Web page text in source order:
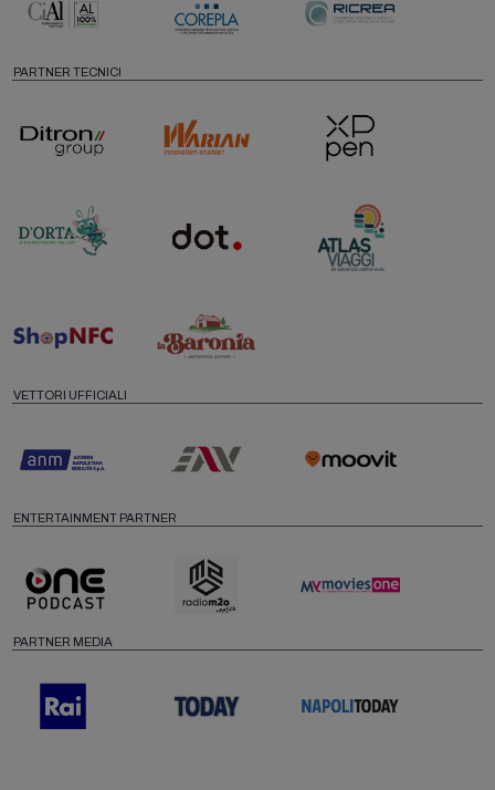
PARTNER TECNICI
VETTORI UFFICIALI
ENTERTAINMENT PARTNER
PARTNER MEDIA